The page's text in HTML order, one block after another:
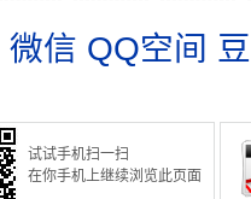
微信 QQ空间
试试手机扫一扫
在你手机上继续浏览此页面